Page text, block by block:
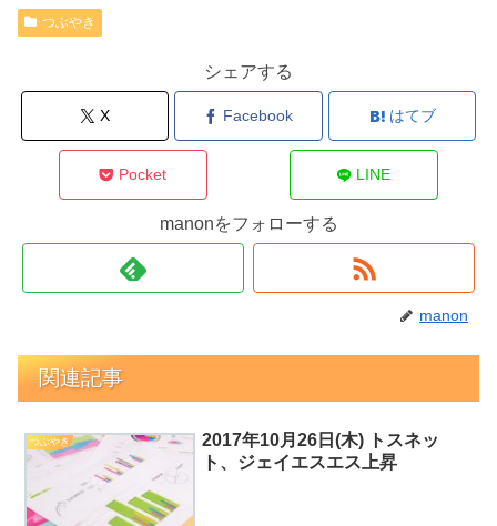
つぶやき
シェアする
X Facebook はてブ
Pocket LINE
manonをフォローする
manon
関連記事
つぶやき
2017年10月26日(木) トスネッ
ト、ジェイエスエス上昇